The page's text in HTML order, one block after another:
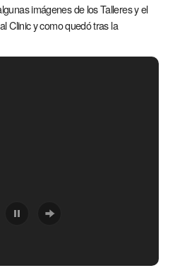
imágenes de los Talleres y el
Clinic y como quedó tras la